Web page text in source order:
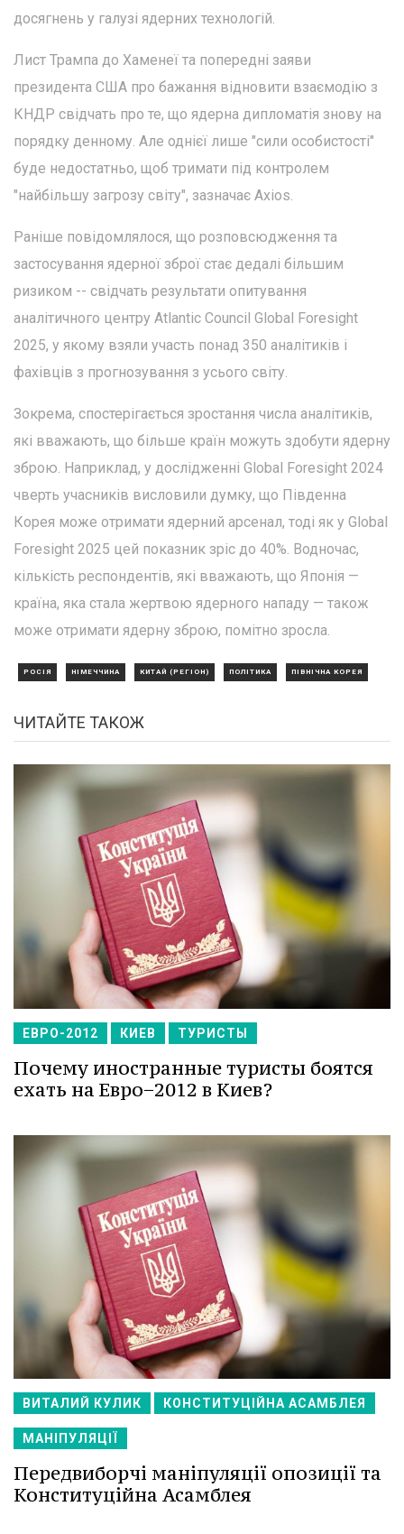
досягнень у галузі ядерних технологій.
Лист Трампа до Хаменеї та попередні заяви
президента США про бажання відновити взаємодію з
КНДР свідчать про те, що ядерна дипломатія знову на
порядку денному. Але однієї лише "сили особистості"
буде недостатньо, щоб тримати під контролем
"найбільшу загрозу світу", зазначає Axios.
Раніше повідомлялося, що розповсюдження та
застосування ядерної зброї стає дедалі більшим
ризиком -- свідчать результати опитування
аналітичного центру Atlantic Council Global Foresight
2025, у якому взяли участь понад 350 аналітиків і
фахівців з прогнозування з усього світу.
Зокрема, спостерігається зростання числа аналітиків,
які вважають, що більше країн можуть здобути ядерну
зброю. Наприклад, у дослідженні Global Foresight 2024
чверть учасників висловили думку, що Південна
Корея може отримати ядерний арсенал, тоді як у Global
Foresight 2025 цей показник зріс до 40%. Водночас,
кількість респондентів, які вважають, що Японія —
країна, яка стала жертвою ядерного нападу — також
може отримати ядерну зброю, помітно зросла.
РОСІЯ НІМЕЧЧИНА КИТАЙ (РЕГІОН) ПОЛІТИКА ПІВНІЧНА КОРЕЯ
ЧИТАЙТЕ ТАКОЖ
ЕВРО-2012 КИЕВ ТУРИСТЫ
Почему иностранные туристы боятся
ехать на Евро−2012 в Киев?
ВИТАЛИЙ КУЛИК КОНСТИТУЦІЙНА АСАМБЛЕЯ
МАНІПУЛЯЦІЇ
Передвиборчі маніпуляції опозиції та
Конституційна Асамблея